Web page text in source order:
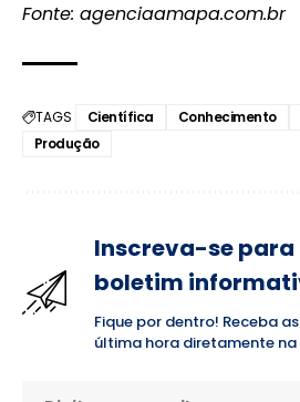
Fonte: agenciaamapa.com.br
TAGS Científica Conhecimento
Produção
Inscreva-se para
boletim
Fique por dentro! Receba
última hora diretamente